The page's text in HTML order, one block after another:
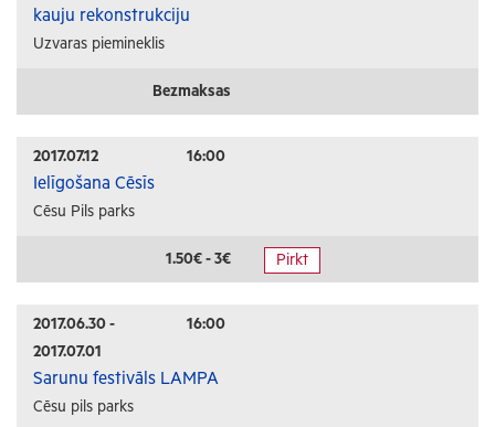
Florbols
Slēpošana
Izglītība
Konferences
Kursi un semināri
Radošās darbnīcas
Lekcijas
Interešu pasākumi
Ģimenēm ar bērniem
kauju rekonstrukciju
Uzvaras piemineklis
Bezmaksas
2017.07.12 16:00
Ielīgošana Cēsīs
Cēsu Pils parks
1.50€ - 3€ Pirkt
2017.06.30 -
2017.07.01
16:00
Sarunu festivāls LAMPA
Cēsu pils parks